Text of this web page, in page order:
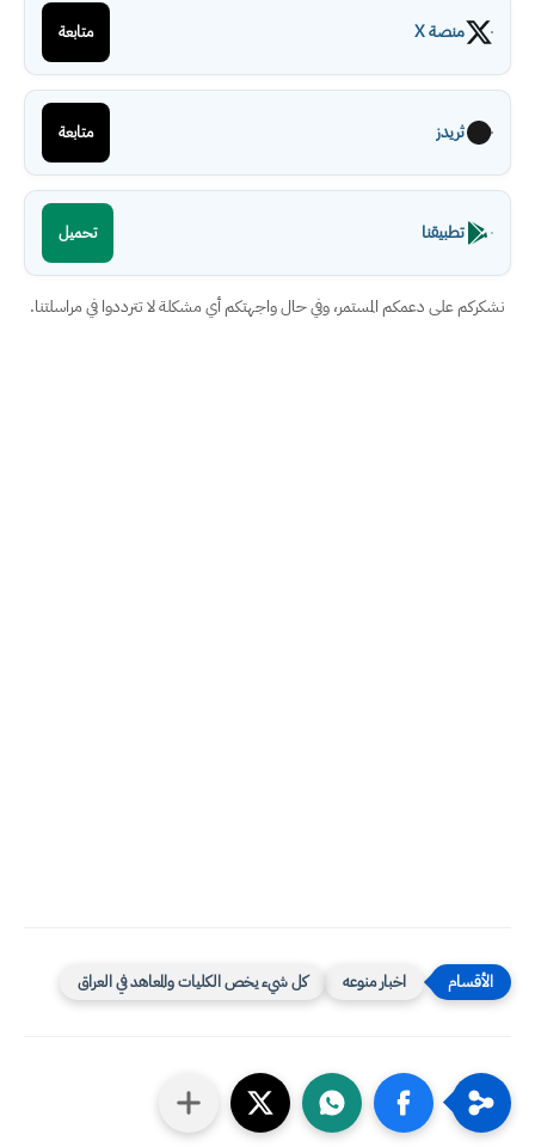
منصة X متابعة
ثريدز متابعة
تطبيقنا تحميل
نشكركم على دعمكم المستمر، وفي حال واجهتكم أي مشكلة لا تترددوا في مراسلتنا.
اخبار منوعه كل شيء يخص الكليات والمعاهد في العراق